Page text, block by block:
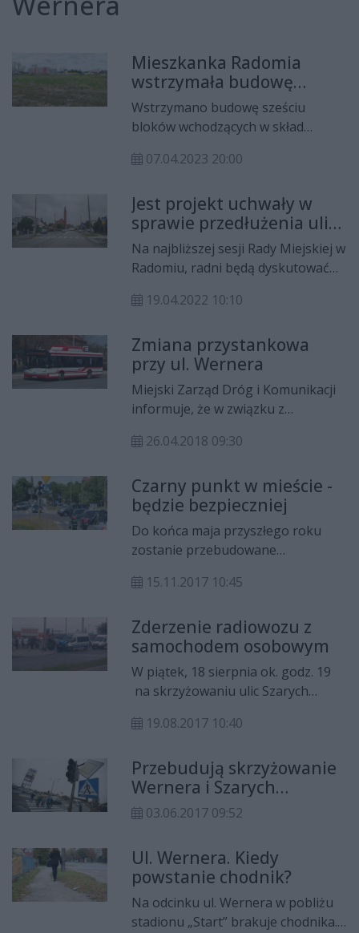
Mieszkanka Radomia
wstrzymała budowę
bloków przy ul. Wernera.
Co dalej z inwestycją?
Wstrzymano budowę sześciu
bloków wchodzących w skład
Wernera. Mieszkańcy uważają, że
architektoniczny i dlatego decyzję o
warunkach zabudowy zaskarżyli do
Samorządowego Kolegium
Odwoławczego. Deweloper
zapewnia, że uzupełniono już braki
formalne i ma nadzieję, że wkrótce
budowę osiedla.
07.04.2023 20:00
Jest projekt uchwały w
sprawie przedłużenia ulicy
Wernera
Na najbliższej sesji Rady Miejskiej w
Radomiu, radni będą dyskutować
planu zagospodarowania "Wacyn
koniecznością zabezpieczenia
terenu pod projektowane
przedłużenie ulicy Wernera.
19.04.2022 10:10
Zmiana przystankowa
przy ul. Wernera
Miejski Zarząd Dróg i Komunikacji
informuje, że w związku z
Wodociągów Miejskich w Radomiu,
(czwartek) od około godziny 11:00
ulegnie czasowej zmianie
lokalizacja przystanku Wernera /
Chłodna 03 (w kierunku ul.
Mireckiego).
26.04.2018 09:30
Czarny punkt w mieście -
będzie bezpieczniej
Do końca maja przyszłego roku
zostanie przebudowane
Mireckiego i Szarych Szeregów.
rozstrzygnął przetarg na
wykonanie prac. Wygrała firma
Budromost Starachowice, która
zaoferowała cenę 2 mln 282 tys. zł.
Zadeklarowała jednocześnie
zakończenie robót do 31 maja
letniej gwarancji.
15.11.2017 10:45
Zderzenie radiowozu z
samochodem osobowym
W piątek, 18 sierpnia ok. godz. 19
na skrzyżowaniu ulic Szarych
wypadku. Radiowóz policyjny jadący
samochodem osobowym.
19.08.2017 10:40
Przebudują skrzyżowanie
Wernera i Szarych
Szeregów
03.06.2017 09:52
Ul. Wernera. Kiedy
powstanie chodnik?
Na odcinku ul. Wernera w pobliżu
stadionu „Start” brakuje chodnika.